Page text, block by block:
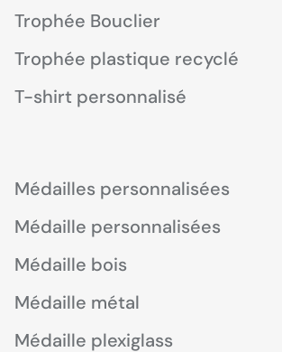
Trophée Bouclier
Trophée plastique recyclé
T-shirt personnalisé
Médailles personnalisées
Médaille personnalisées
Médaille bois
Médaille métal
Médaille plexiglass